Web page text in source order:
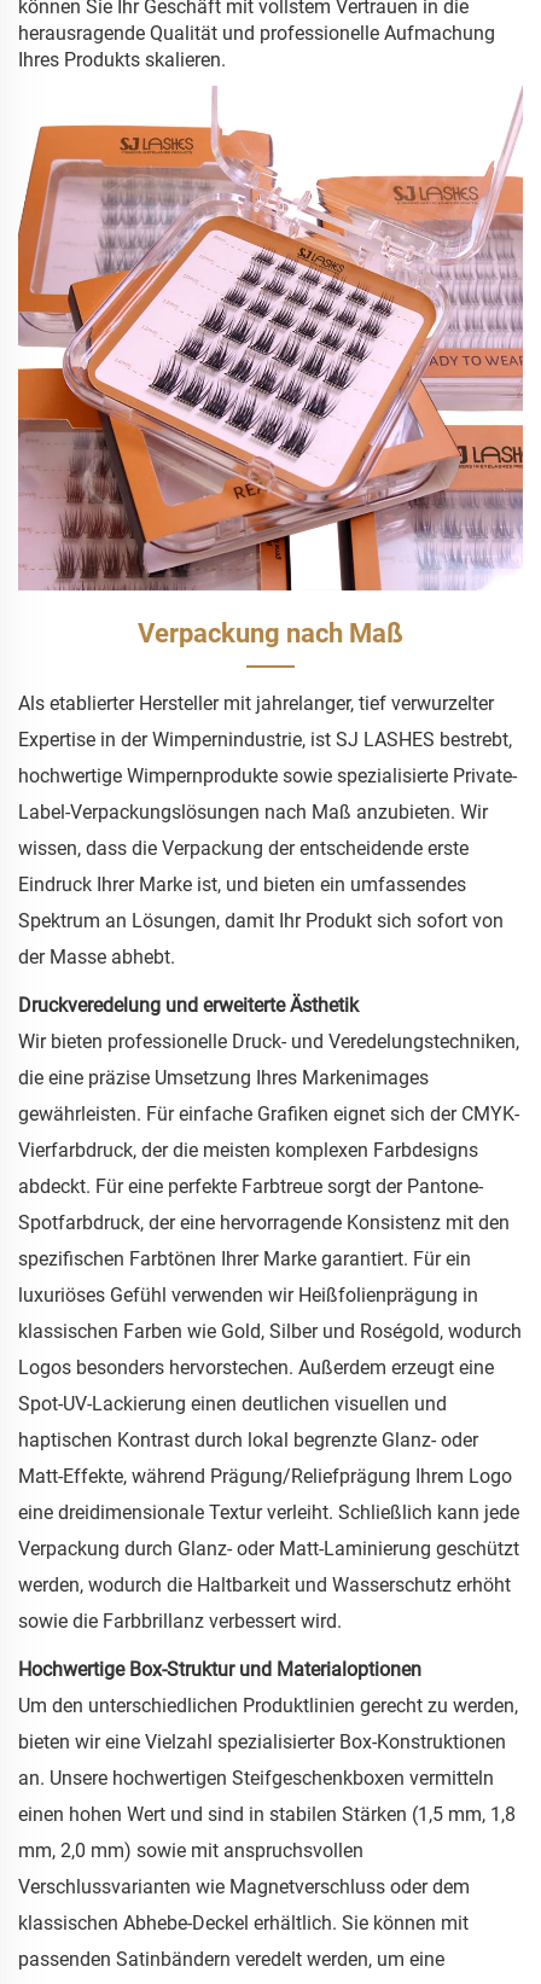
können Sie Ihr Geschäft mit vollstem Vertrauen in die
herausragende Qualität und professionelle Aufmachung
Ihres Produkts skalieren.
Verpackung nach Maß
Als etablierter Hersteller mit jahrelanger, tief verwurzelter
Expertise in der Wimpernindustrie, ist SJ LASHES bestrebt,
hochwertige Wimpernprodukte sowie spezialisierte Private-
Label-Verpackungslösungen nach Maß anzubieten. Wir
wissen, dass die Verpackung der entscheidende erste
Eindruck Ihrer Marke ist, und bieten ein umfassendes
Spektrum an Lösungen, damit Ihr Produkt sich sofort von
der Masse abhebt.
Druckveredelung und erweiterte Ästhetik
Wir bieten professionelle Druck- und Veredelungstechniken,
die eine präzise Umsetzung Ihres Markenimages
gewährleisten. Für einfache Grafiken eignet sich der CMYK-
Vierfarbdruck, der die meisten komplexen Farbdesigns
abdeckt. Für eine perfekte Farbtreue sorgt der Pantone-
Spotfarbdruck, der eine hervorragende Konsistenz mit den
spezifischen Farbtönen Ihrer Marke garantiert. Für ein
luxuriöses Gefühl verwenden wir Heißfolienprägung in
klassischen Farben wie Gold, Silber und Roségold, wodurch
Logos besonders hervorstechen. Außerdem erzeugt eine
Spot-UV-Lackierung einen deutlichen visuellen und
haptischen Kontrast durch lokal begrenzte Glanz- oder
Matt-Effekte, während Prägung/Reliefprägung Ihrem Logo
eine dreidimensionale Textur verleiht. Schließlich kann jede
Verpackung durch Glanz- oder Matt-Laminierung geschützt
werden, wodurch die Haltbarkeit und Wasserschutz erhöht
sowie die Farbbrillanz verbessert wird.
Hochwertige Box-Struktur und Materialoptionen
Um den unterschiedlichen Produktlinien gerecht zu werden,
bieten wir eine Vielzahl spezialisierter Box-Konstruktionen
an. Unsere hochwertigen Steifgeschenkboxen vermitteln
einen hohen Wert und sind in stabilen Stärken (1,5 mm, 1,8
mm, 2,0 mm) sowie mit anspruchsvollen
Verschlussvarianten wie Magnetverschluss oder dem
klassischen Abhebe-Deckel erhältlich. Sie können mit
passenden Satinbändern veredelt werden, um eine